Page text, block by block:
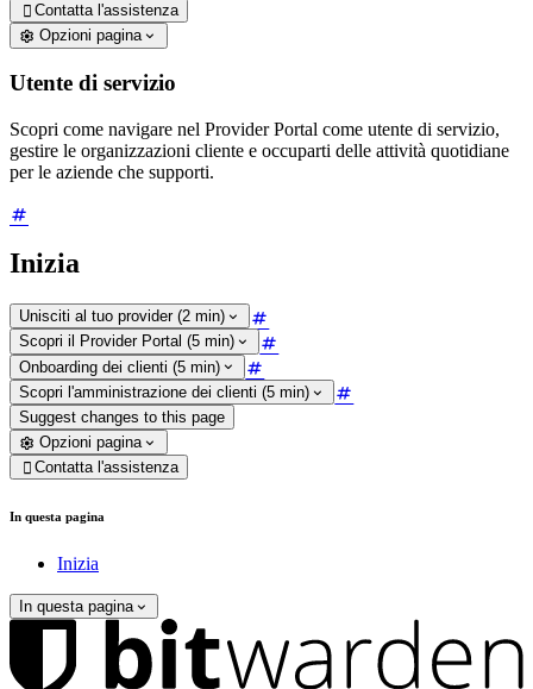
 Contatta l'assistenza
Opzioni pagina
Utente di servizio
Scopri come navigare nel Provider Portal come utente di servizio,
gestire le organizzazioni cliente e occuparti delle attività quotidiane
per le aziende che supporti.
Inizia
Unisciti al tuo provider (2 min)
Scopri il Provider Portal (5 min)
Onboarding dei clienti (5 min)
Scopri l'amministrazione dei clienti (5 min)
Suggest changes to this page
Opzioni pagina
 Contatta l'assistenza
In questa pagina
Inizia
In questa pagina